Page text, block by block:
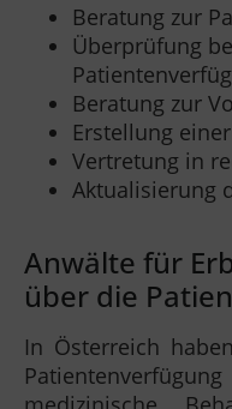
Beratung zur
Überprüfung
Beratung zur
Erstellung
Vertretung in
Aktualisierung
Anwälte für
über die
In Österreich